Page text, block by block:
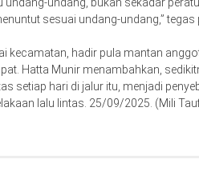
sesuai undang-undang,” tegas
kecamatan, hadir pula mantan
Hatta Munir menambahkan,
setiap hari di jalur itu, menjadi
lalu lintas. 25/09/2025. (Mili